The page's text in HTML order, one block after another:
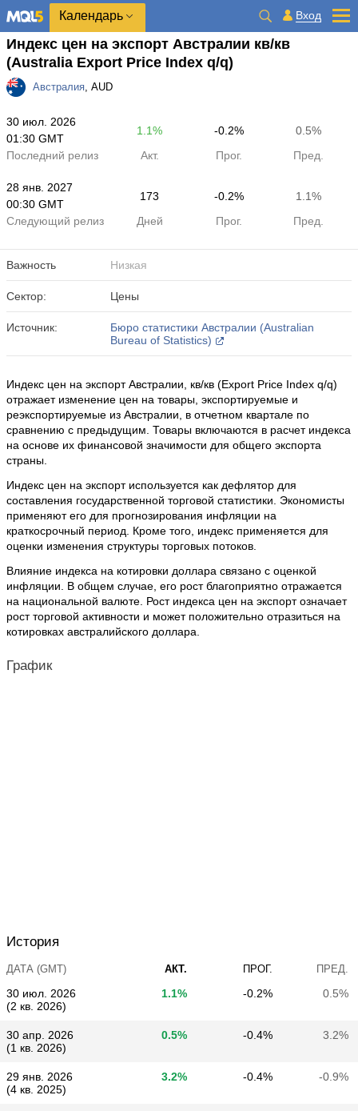
Календарь Вход
Индекс цен на экспорт Австралии кв/кв
(Australia Export Price Index q/q)
Австралия, AUD
30 июл. 2026
01:30 GMT
1.1% -0.2%
0.5%
Последний релиз
Акт. Прог. Пред.
28 янв. 2027
00:30 GMT
173 -0.2%
1.1%
Следующий релиз
Дней Прог. Пред.
Важность Низкая
Сектор: Цены
Источник:
Бюро статистики Австралии (Australian
Bureau of Statistics)
Индекс цен на экспорт Австралии, кв/кв (Export Price Index q/q)
отражает изменение цен на товары, экспортируемые и
реэкспортируемые из Австралии, в отчетном квартале по
сравнению с предыдущим. Товары включаются в расчет индекса
на основе их финансовой значимости для общего экспорта
страны.
Индекс цен на экспорт используется как дефлятор для
составления государственной торговой статистики. Экономисты
применяют его для прогнозирования инфляции на
краткосрочный период. Кроме того, индекс применяется для
оценки изменения структуры торговых потоков.
Влияние индекса на котировки доллара связано с оценкой
инфляции. В общем случае, его рост благоприятно отражается
на национальной валюте. Рост индекса цен на экспорт означает
рост торговой активности и может положительно отразиться на
котировках австралийского доллара.
График
История
ДАТА (GMT) АКТ. ПРОГ. ПРЕД.
30 июл. 2026
(2 кв. 2026)
1.1% -0.2% 0.5%
30 апр. 2026
(1 кв. 2026)
0.5% -0.4% 3.2%
29 янв. 2026
(4 кв. 2025)
3.2% -0.4% -0.9%